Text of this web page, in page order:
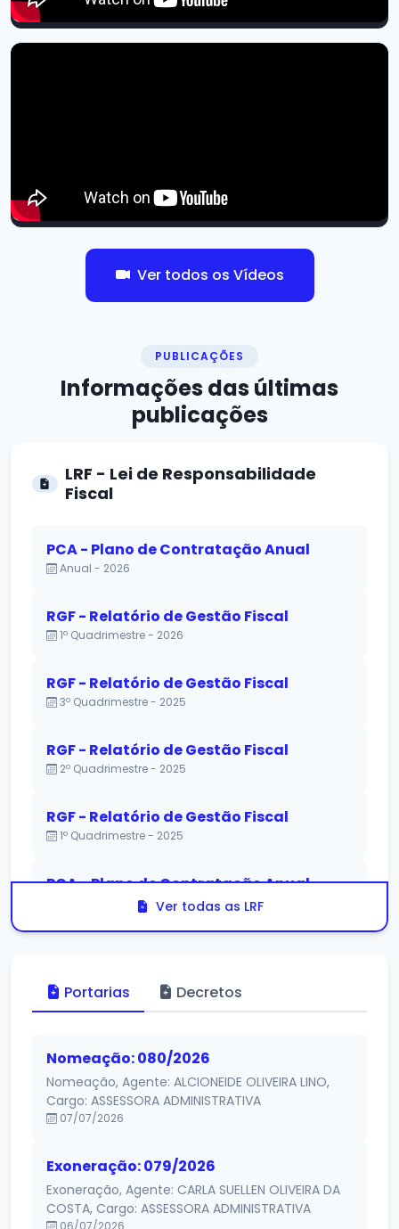
Ver todos os Vídeos
PUBLICAÇÕES
Informações dasúltimas
publicações
LRF - Lei de Responsabilidade
Fiscal
PCA - Plano de Contratação Anual
Anual - 2026
RGF - Relatório de Gestão Fiscal
1º Quadrimestre - 2026
RGF - Relatório de Gestão Fiscal
3º Quadrimestre - 2025
RGF - Relatório de Gestão Fiscal
2º Quadrimestre - 2025
RGF - Relatório de Gestão Fiscal
1º Quadrimestre - 2025
PCA - Plano de Contratação Anual
Ver todas as LRF
Portarias Decretos
Nomeação: 080/2026
Nomeação, Agente: ALCIONEIDE OLIVEIRA LINO,
Cargo: ASSESSORA ADMINISTRATIVA
07/07/2026
Exoneração: 079/2026
Exoneração, Agente: CARLA SUELLEN OLIVEIRA DA
COSTA, Cargo: ASSESSORA ADMINISTRATIVA